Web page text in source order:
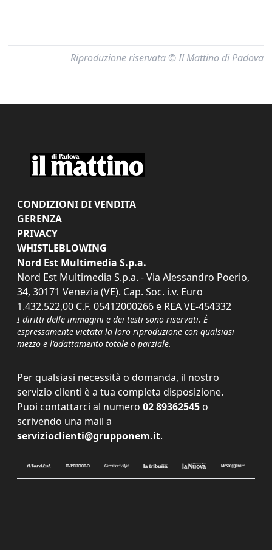
Riproduzione riservata © Il Mattino di Padova
CONDIZIONI DI VENDITA
GERENZA
PRIVACY
WHISTLEBLOWING
Nord Est Multimedia S.p.a.
Nord Est Multimedia S.p.a. - Via Alessandro Poerio,
34, 30171 Venezia (VE). Cap. Soc. i.v. Euro
1.432.522,00 C.F. 05412000266 e REA VE-454332
I diritti delle immagini e dei testi sono riservati. È
espressamente vietata la loro riproduzione con qualsiasi
mezzo e l'adattamento totale o parziale.
Per qualsiasi necessità o domanda, il nostro
servizio clienti è a tua completa disposizione.
Puoi contattarci al numero 02 89362545 o
scrivendo una mail a
servizioclienti@grupponem.it.